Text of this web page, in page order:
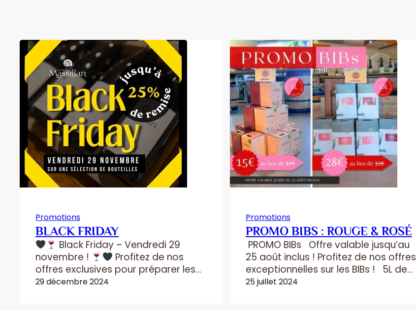
Promotions
BLACK FRIDAY
Black Friday – Vendredi 29
novembre !
Profitez de nos
offres exclusives pour préparer les
fêtes de fin d’année avec élégance !
29 décembre 2024
Promotions
PROMO BIBS : ROUGE & ROSÉ
PROMO BIBs Offre valable jusqu’au
25 août inclus ! Profitez de nos offres
exceptionnelles sur les BIBs ! 5L de
vin rouge ou rosé à 15€ au lieu de
25 juillet 2024